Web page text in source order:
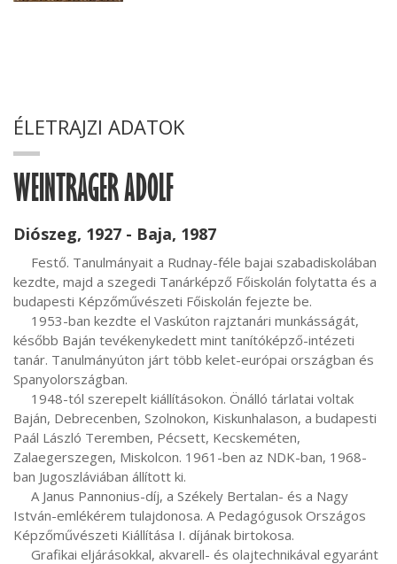
ÉLETRAJZI ADATOK
WEINTRAGER ADOLF
Diószeg, 1927 - Baja, 1987
kezdte, majd a szegedi Tanárképző Főiskolán folytatta és a
budapesti Képzőművészeti Főiskolán fejezte be.
később Baján tevékenykedett mint tanítóképző-intézeti
tanár. Tanulmányúton járt több kelet-európai országban és
Spanyolországban.
Baján, Debrecenben, Szolnokon, Kiskunhalason, a budapesti
Paál László Teremben, Pécsett, Kecskeméten,
Zalaegerszegen, Miskolcon. 1961-ben az NDK-ban, 1968-
ban Jugoszláviában állított ki.
István-emlékérem tulajdonosa. A Pedagógusok Országos
Képzőművészeti Kiállítása I. díjának birtokosa.